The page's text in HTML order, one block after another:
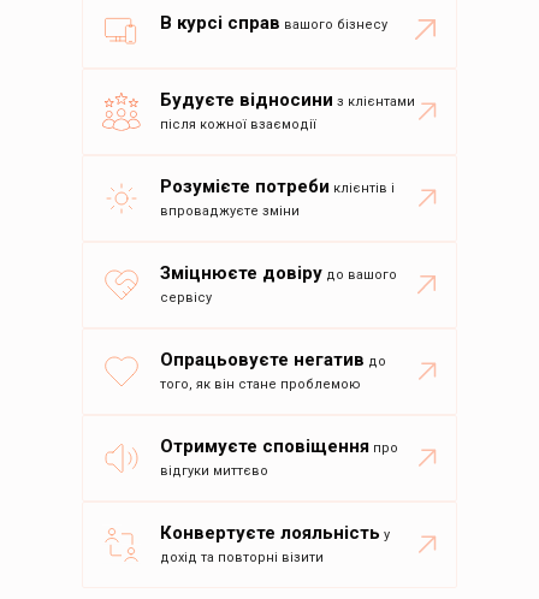
В курсі справ вашого бізнесу
Розумієте потреби клієнтів і
впроваджуєте зміни
Зміцнюєте довіру до вашого
сервісу
Будуєте відносини з клієнтами
після кожної взаємодії
Опрацьовуєте негатив до
того, як він стане проблемою
Отримуєте сповіщення про
відгуки миттєво
Конвертуєте лояльність у
дохід та повторні візити